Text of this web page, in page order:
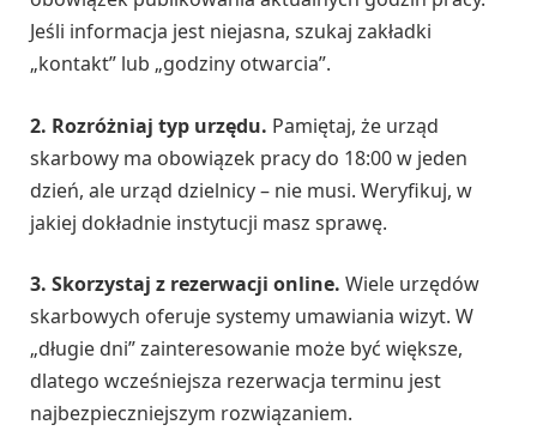
Jeśli informacja jest niejasna, szukaj zakładki
„kontakt” lub „godziny otwarcia”.
2. Rozróżniaj typ urzędu. Pamiętaj, że urząd
skarbowy ma obowiązek pracy do 18:00 w jeden
dzień, ale urząd dzielnicy – nie musi. Weryfikuj, w
jakiej dokładnie instytucji masz sprawę.
3. Skorzystaj z rezerwacji online. Wiele urzędów
skarbowych oferuje systemy umawiania wizyt. W
„długie dni” zainteresowanie może być większe,
dlatego wcześniejsza rezerwacja terminu jest
najbezpieczniejszym rozwiązaniem.